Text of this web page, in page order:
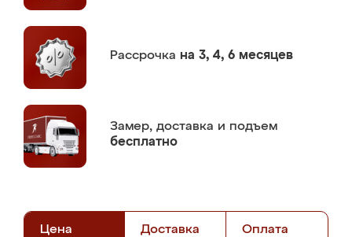
Рассрочка на 3, 4, 6 месяцев
Замер, доставка и подъем
бесплатно
Цена Доставка Оплата